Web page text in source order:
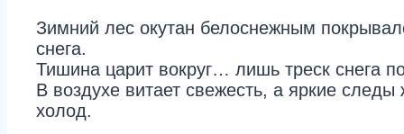
Зимний лес окутан белоснежным
снега.
Тишина царит вокруг… лишь треск снега
В воздухе витает свежесть, а яркие
холод.